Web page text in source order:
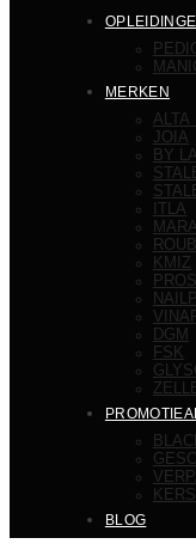
MERKEN
ALTA
JOIA
BY
ITLA
KMIZ
DGM
FSK
BLOG